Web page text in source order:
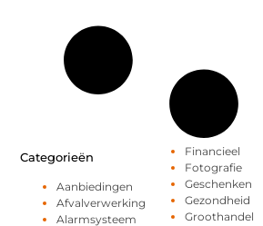
Categorieën
Aanbiedingen
Afvalverwerking
Alarmsysteem
Financieel
Fotografie
Geschenken
Gezondheid
Groothandel